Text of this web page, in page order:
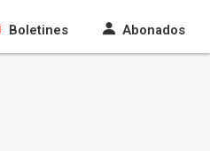
Boletines Abonados